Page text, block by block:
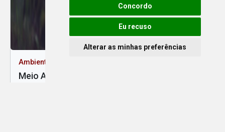
Concordo
Eu recuso
Alterar as minhas preferências
Ambiente e Saúde
Meio Ambiente